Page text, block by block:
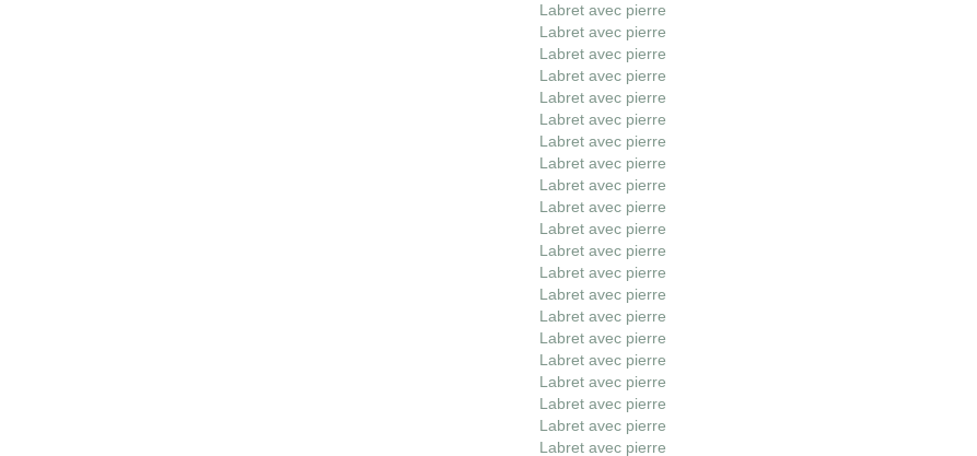
Labret avec pierre
Labret avec pierre
Labret avec pierre
Labret avec pierre
Labret avec pierre
Labret avec pierre
Labret avec pierre
Labret avec pierre
Labret avec pierre
Labret avec pierre
Labret avec pierre
Labret avec pierre
Labret avec pierre
Labret avec pierre
Labret avec pierre
Labret avec pierre
Labret avec pierre
Labret avec pierre
Labret avec pierre
Labret avec pierre
Labret avec pierre